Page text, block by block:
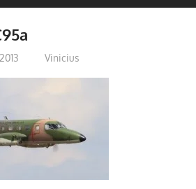
Vinicius